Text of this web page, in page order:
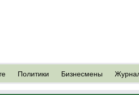
Политики Бизнесмены